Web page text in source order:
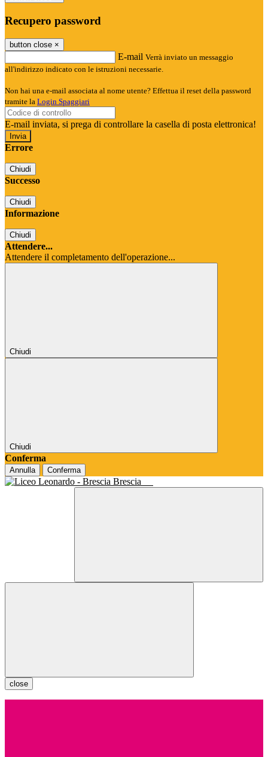
Recupero password
button close ×
E-mail Verrà inviato un messaggio
all'indirizzo indicato con le istruzioni necessarie.
Non hai una e-mail associata al nome utente? Effettua il reset della password
tramite la Login Spaggiari
E-mail inviata, si prega di controllare la casella di posta elettronica!
Errore
Chiudi
Successo
Chiudi
Informazione
Chiudi
Attendere...
Attendere il completamento dell'operazione...
Chiudi
Chiudi
Conferma
Annulla Conferma
Brescia
close